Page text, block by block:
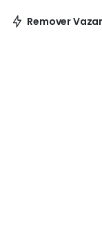
Remover